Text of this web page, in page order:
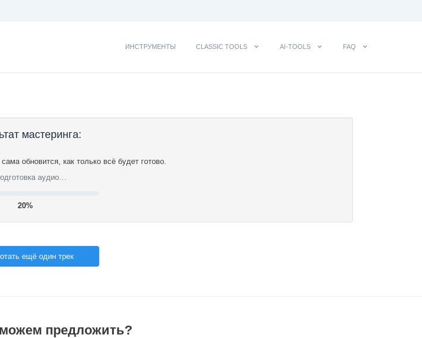
ИНСТРУМЕНТЫ CLASSIC TOOLS AI-TOOLS FAQ
мастеринга:
обновится, как только всё будет готово.
аудио…
21%
ещё один трек
предложить?